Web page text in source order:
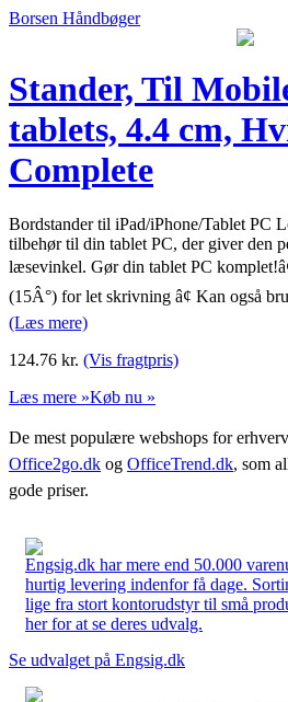
Borsen Håndbøger
Stander, Til
tablets, 4.4 cm,
Complete
Bordstander til iPad/iPhone/Tablet PC
tilbehør til din tablet PC, der giver den
læsevinkel. Gør din tablet PC
(15Â°) for let skrivning â¢ Kan også
(Læs mere)
124.76 kr. (Vis fragtpris)
Læs mere »Køb nu »
De mest populære webshops for
Office2go.dk og OfficeTrend.dk, som
gode priser.
Engsig.dk har mere end 50.000
hurtig levering indenfor få dage.
lige fra stort kontorudstyr til små
her for at se deres udvalg.
Se udvalget på Engsig.dk